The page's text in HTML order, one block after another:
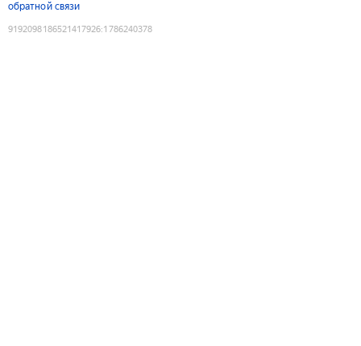
обратной связи
9192098186521417926:1786240378